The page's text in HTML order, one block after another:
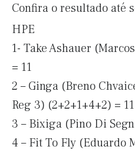
Confira o resultado até
HPE
1- Take Ashauer
= 11
2 – Ginga (Breno
Reg 3) (2+2+1+4+2) = 11
3 – Bixiga (Pino Di
4 – Fit To Fly (Eduardo